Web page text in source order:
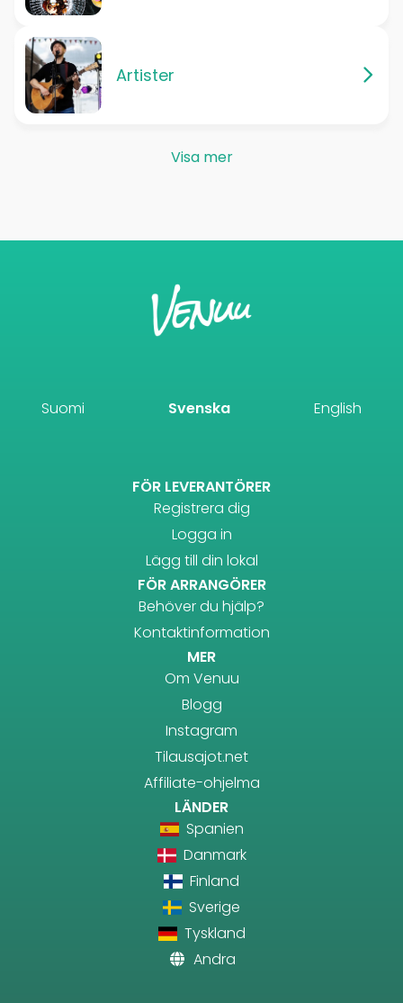
Artister
Visa mer
Suomi Svenska English
FÖR LEVERANTÖRER
Registrera dig
Logga in
Lägg till din lokal
FÖR ARRANGÖRER
Behöver du hjälp?
Kontaktinformation
MER
Om Venuu
Blogg
Instagram
Tilausajot.net
Affiliate-ohjelma
LÄNDER
Spanien
Danmark
Finland
Sverige
Tyskland
Andra